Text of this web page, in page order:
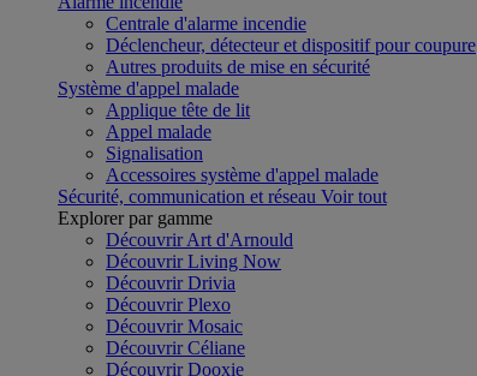
Centrale d'alarme incendie
Déclencheur, détecteur et dispositif pour coupure
Autres produits de mise en sécurité
Système d'appel malade
Applique tête de lit
Appel malade
Signalisation
Accessoires système d'appel malade
Sécurité, communication et réseau Voir tout
Explorer par gamme
Découvrir Art d'Arnould
Découvrir Living Now
Découvrir Drivia
Découvrir Plexo
Découvrir Mosaic
Découvrir Céliane
Découvrir Dooxie